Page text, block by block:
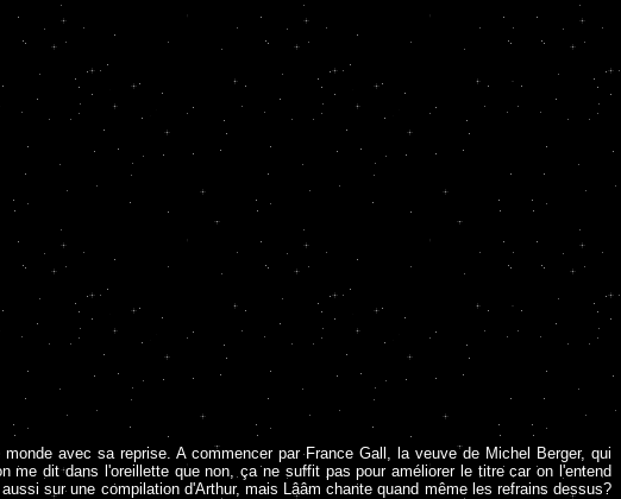
avec sa reprise. A commencer par France Gall, la veuve de Michel Berger, qui
dit dans l'oreillette que non, ça ne suffit pas pour améliorer le titre car on l'entend
sur une compilation d'Arthur, mais Lââm chante quand même les refrains dessus?